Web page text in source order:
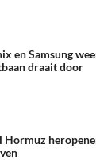
en Samsung
draait door
Hormuz